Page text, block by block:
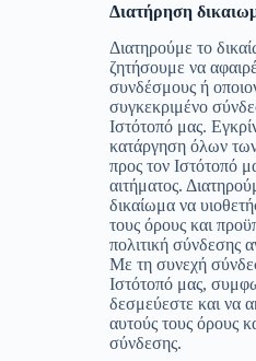
Διατήρηση
Διατηρούμε το
ζητήσουμε να
συνδέσμους ή
συγκεκριμένο
Ιστότοπό μας.
κατάργηση όλων
προς τον Ιστότοπό
αιτήματος.
δικαίωμα να
τους όρους και
πολιτική σύνδεσης
Με τη συνεχή
Ιστότοπό μας,
δεσμεύεστε και να
αυτούς τους όρους
σύνδεσης.